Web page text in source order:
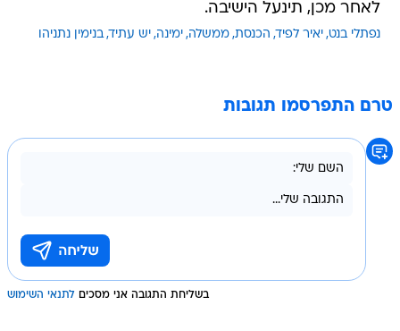
לאחר מכן, תינעל הישיבה.
נפתלי בנט יאיר לפיד הכנסת ממשלה ימינה יש עתיד בנימין נתניהו
טרם התפרסמו תגובות
בשליחת התגובה אני מסכים לתנאי השימוש